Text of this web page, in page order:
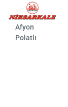
Afyon
Polatlı